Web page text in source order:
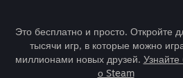
Это бесплатно и просто. Откройте
тысячи игр, в которые можно
миллионами новых друзей.
о Steam